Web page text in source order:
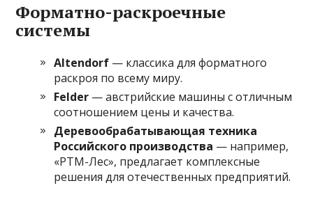
Форматно-раскроечные
системы
Altendorf — классика для форматного
раскроя по всему миру.
Felder — австрийские машины с отличным
соотношением цены и качества.
Деревообрабатывающая техника
Российского производства — например,
«РТМ-Лес», предлагает комплексные
решения для отечественных предприятий.